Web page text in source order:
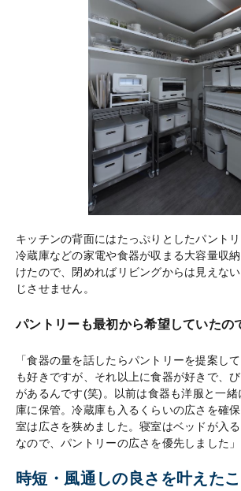
キッチンの背面にはたっぷりとしたパントリ
冷蔵庫などの家電や食器が収まる大容量収
けたので、閉めればリビングからは見えな
じさせません。
パントリーも最初から希望していたの
「食器の量を話したらパントリーを提案し
も好きですが、それ以上に食器が好きで、
があるんです(笑)。以前は食器も洋服と一緒
庫に保管。冷蔵庫も入るくらいの広さを確
室は広さを狭めました。寝室はベッドが入
なので、パントリーの広さを優先しました」
時短・風通しの良さを叶えた